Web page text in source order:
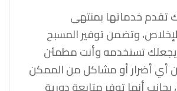
تقدم خدماتها بمنتهى
وتضمن توفير المسبح
تستخدمه وأنت مطمئن
أي أضرار أو مشاكل من الممكن